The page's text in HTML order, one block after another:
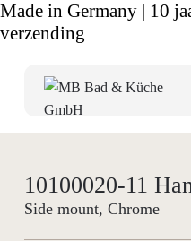
Made in Germany | 10
verzending
10100020-11
Side mount, Chrome